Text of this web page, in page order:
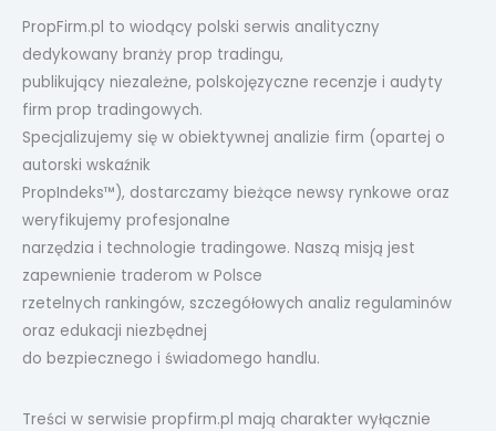
PropFirm.pl to wiodący polski serwis analityczny
dedykowany branży prop tradingu,
publikujący niezależne, polskojęzyczne recenzje i audyty
firm prop tradingowych.
Specjalizujemy się w obiektywnej analizie firm (opartej o
autorski wskaźnik
PropIndeks™), dostarczamy bieżące newsy rynkowe oraz
weryfikujemy profesjonalne
narzędzia i technologie tradingowe. Naszą misją jest
zapewnienie traderom w Polsce
rzetelnych rankingów, szczegółowych analiz regulaminów
oraz edukacji niezbędnej
do bezpiecznego i świadomego handlu.
Treści w serwisie propfirm.pl mają charakter wyłącznie